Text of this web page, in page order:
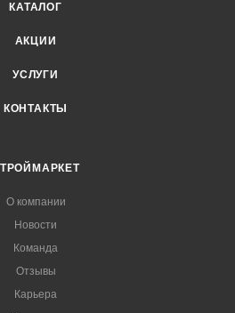
КАТАЛОГ
АКЦИИ
УСЛУГИ
КОНТАКТЫ
О компании
Новости
Команда
Отзывы
Карьера